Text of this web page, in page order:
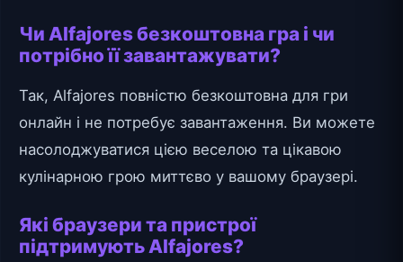
Чи Alfajores безкоштовна гра і чи
потрібно її завантажувати?
Так, Alfajores повністю безкоштовна для гри
онлайн і не потребує завантаження. Ви можете
насолоджуватися цією веселою та цікавою
кулінарною грою миттєво у вашому браузері.
Які браузери та пристрої
підтримують Alfajores?